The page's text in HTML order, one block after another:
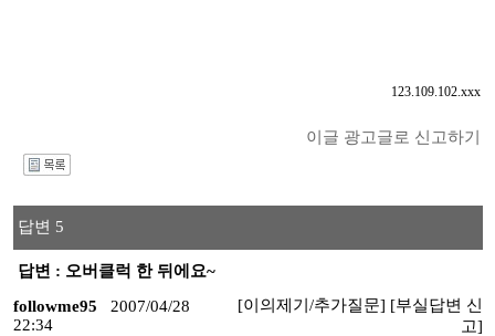
123.109.102.xxx
이글 광고글로 신고하기
답변 5
답변 : 오버클럭 한 뒤에요~
followme95
2007/04/28
22:34
[이의제기/추가질문] [부실답변 신
고]